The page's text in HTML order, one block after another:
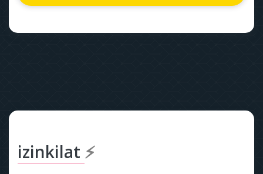
izinkilat ⚡